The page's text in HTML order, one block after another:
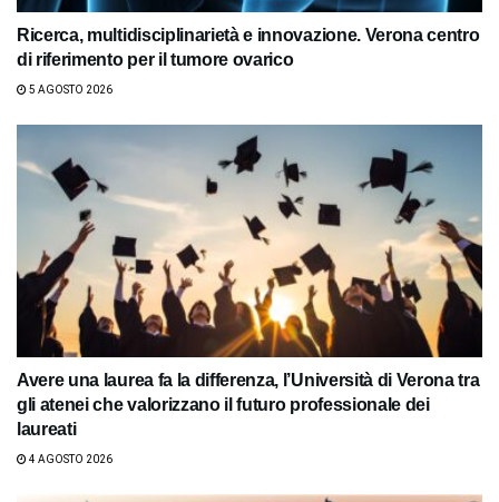
Ricerca, multidisciplinarietà e innovazione. Verona centro
di riferimento per il tumore ovarico
5 AGOSTO 2026
Avere una laurea fa la differenza, l’Università di Verona tra
gli atenei che valorizzano il futuro professionale dei
laureati
4 AGOSTO 2026